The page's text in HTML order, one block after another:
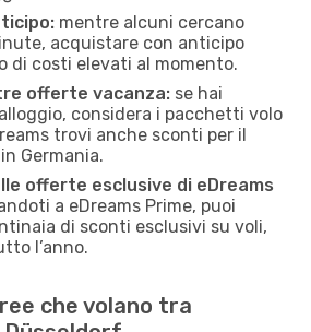
mentre alcuni cercano
acquistare con anticipo
di costi elevati al momento.
offerte vacanza: se hai
considera i pacchetti volo
trovi anche sconti per il
Germania.
offerte esclusive di eDreams
a eDreams Prime, puoi
di sconti esclusivi su voli,
l’anno.
che volano tra